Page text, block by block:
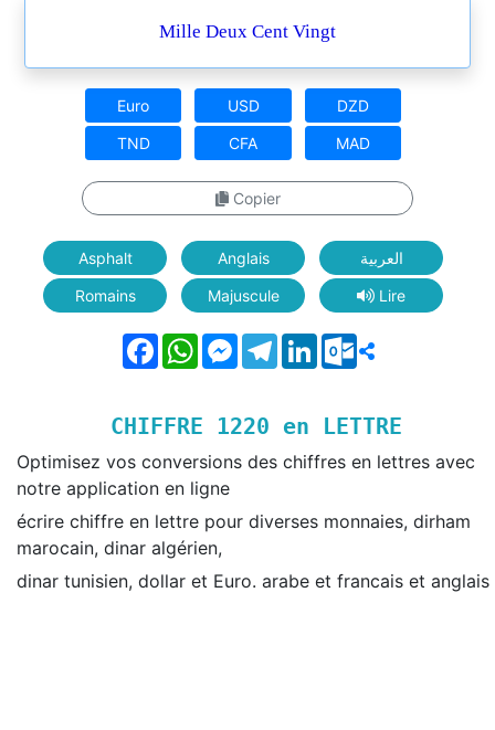
Mille Deux Cent Vingt
Euro USD
DZD
TND
CFA MAD
Copier
Asphalt Anglais
العربية
Romains
Majuscule Lire
FacebookWhatsAppMessenger
Telegram
LinkedInOutlook.com
CHIFFRE 1220 en LETTRE
Optimisez vos conversions des chiffres en lettres avec
notre application en ligne
écrire chiffre en lettre pour diverses monnaies, dirham
marocain, dinar algérien,
dinar tunisien, dollar et Euro. arabe et francais et anglais